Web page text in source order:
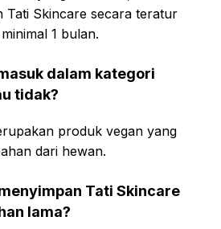
Tati Skincare secara teratur
1 bulan.
dalam kategori
tidak?
produk vegan yang
dari hewan.
Tati Skincare
lama?